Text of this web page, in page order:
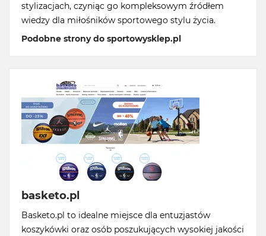
stylizacjach, czyniąc go kompleksowym źródłem
wiedzy dla miłośników sportowego stylu życia.
Podobne strony do sportowysklep.pl
basketo.pl
Basketo.pl to idealne miejsce dla entuzjastów
koszykówki oraz osób poszukujących wysokiej jakości